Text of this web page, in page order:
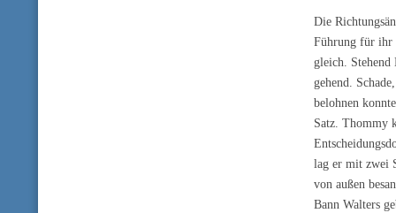
Die
Führung für ihr
gleich. Stehend
gehend.
belohnen
Satz. Thommy
lag er mit zwei
von außen
Bann Walters